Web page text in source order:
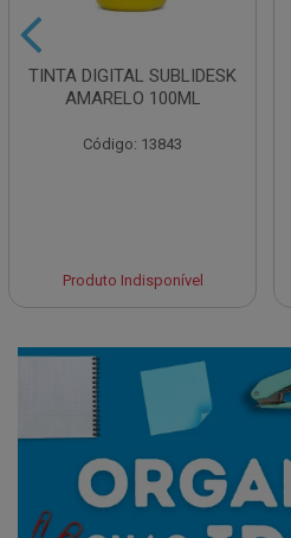
TINTA DIGITAL SUBLIDESK
AMARELO 100ML
Código: 13843
Produto Indisponível